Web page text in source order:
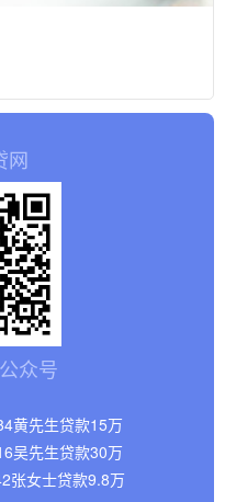
网
众号
张女士贷款9.8万
陈先生贷款36万
张女士贷款9.8万
陈先生贷款36万
李先生贷款80万
吴先生贷款30万